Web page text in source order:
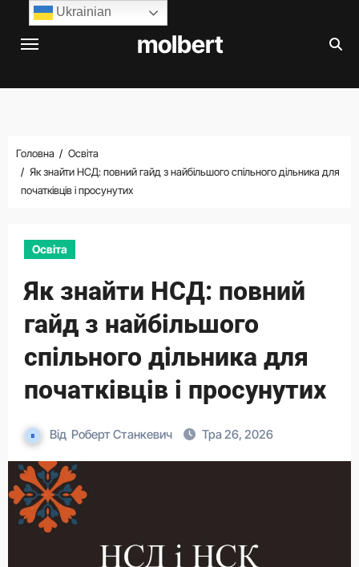
Перейти
molbert
Головна
Освіта
Як знайти НСД: повний гайд з найбільшого спільного дільника для
початківців і просунутих
Освіта
Як знайти НСД: повний
гайд з найбільшого
спільного дільника для
початківців і просунутих
Від Роберт Станкевич Тра 26, 2026
Ukrainian